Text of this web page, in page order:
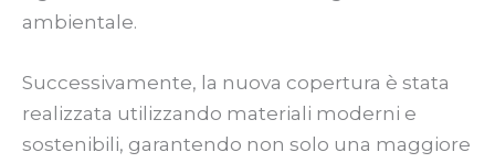
ambientale.
Successivamente, la nuova copertura è stata
realizzata utilizzando materiali moderni e
sostenibili, garantendo non solo una maggiore